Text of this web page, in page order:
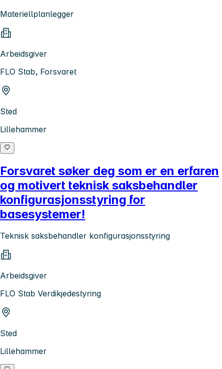
Materiellplanlegger
Arbeidsgiver
FLO Stab, Forsvaret
Sted
Lillehammer
Forsvaret søker deg som er en erfaren
og motivert teknisk saksbehandler
konfigurasjonsstyring for
basesystemer!
Teknisk saksbehandler konfigurasjonsstyring
Arbeidsgiver
FLO Stab Verdikjedestyring
Sted
Lillehammer